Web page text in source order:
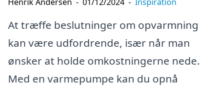
At træffe beslutninger om opvarmning
kan være udfordrende, især når man
ønsker at holde omkostningerne nede.
Med en varmepumpe kan du opnå